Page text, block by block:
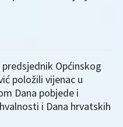
predsjednik Općinskog
položili vijenac u
Dana pobjede i
i Dana hrvatskih